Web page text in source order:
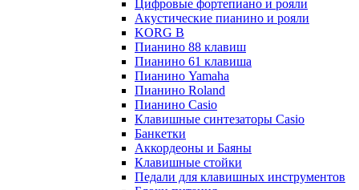
Цифровые фортепиано и рояли
Акустические пианино и рояли
KORG B
Пианино 88 клавиш
Пианино 61 клавиша
Пианино Yamaha
Пианино Roland
Пианино Casio
Клавишные синтезаторы Casio
Банкетки
Аккордеоны и Баяны
Клавишные стойки
Педали для клавишных инструментов